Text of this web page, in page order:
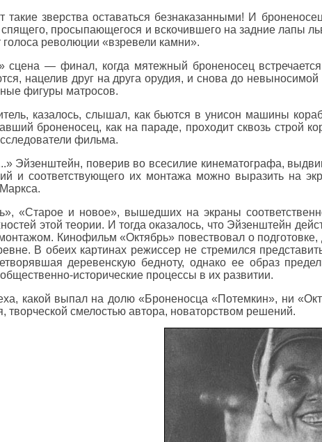
зверства оставаться безнаказанными! И
просыпающегося и вскочившего на задние лапы
революции «взревели камни».
сцена — финал, когда мятежный броненосец
нацелив друг на друга орудия, и снова до
фигуры матросов.
казалось, слышал, как бьются в унисон машины
броненосец, как на параде, проходит сквозь строй
фильма.
Эйзенштейн, поверив во всесилие кинематографа,
и соответствующего их монтажа можно выразить на
«Старое и новое», вышедших на экраны
этой теории. И тогда оказалось, что Эйзенштейн
Кинофильм «Октябрь» повествовал о
В обеих картинах режиссер не стремился
деревенскую бедноту, однако ее образ
исторические процессы в их развитии.
какой выпал на долю «Броненосца «Потемкин», ни
творческой смелостью автора, новаторством решений.